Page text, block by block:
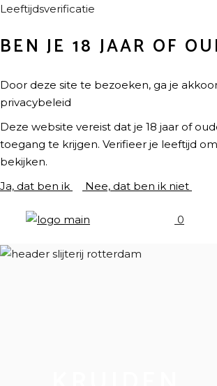
Leeftijdsverificatie
BEN JE 18 JAAR OF
Door deze site te bezoeken, ga je
privacybeleid
Deze website vereist dat je 18 jaar of
toegang te krijgen. Verifieer je leeftijd
bekijken.
Ja, dat ben ik
Nee, dat ben ik niet
0